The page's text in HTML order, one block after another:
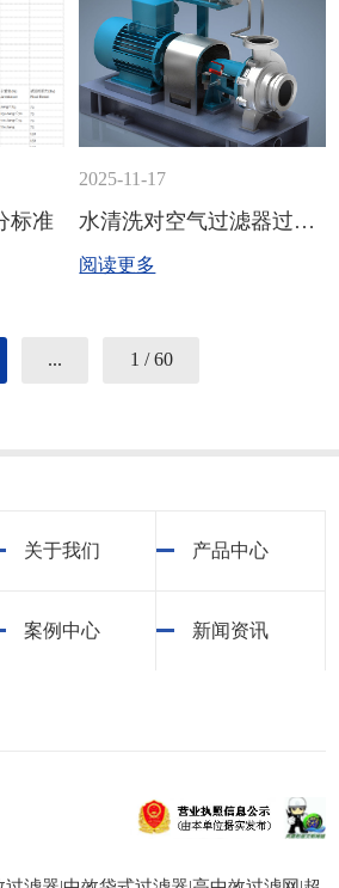
标准
2025-11-17
水清洗对空气过滤器过滤效率的影响
阅读更多
... 1 / 60
关于我们 产品中心
案例中心 新闻资讯